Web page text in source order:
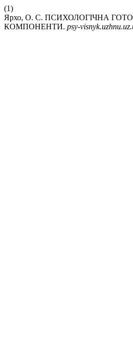
(1)
Ярхо, О. С. ПСИХОЛОГІЧНА
КОМПОНЕНТИ. psy-